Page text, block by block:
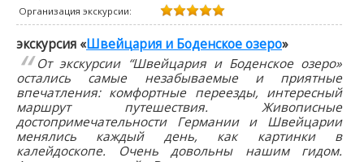
Организация экскурсии:
экскурсия «Швейцария и Боденское озеро»
От экскурсии “Швейцария и Боденское озеро»
остались самые незабываемые и приятные
впечатления: комфортные переезды, интересный
маршрут путешествия. Живописные
достопримечательности Германии и Швейцарии
менялись каждый день, как картинки в
калейдоскопе. Очень довольны нашим гидом.